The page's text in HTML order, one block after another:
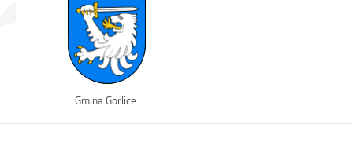
otwieraGmina Gorlice